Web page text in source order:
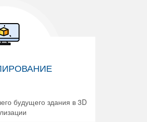
будущего здания в 3D